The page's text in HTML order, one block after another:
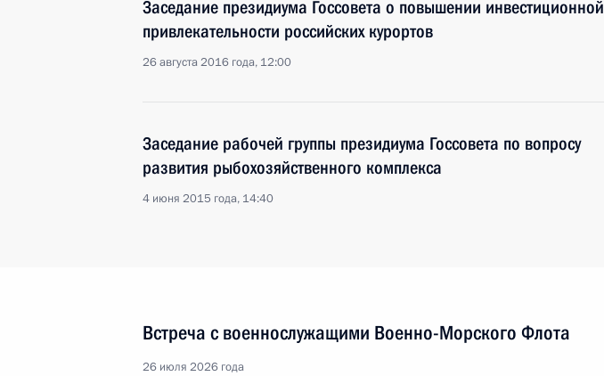
Заседание президиума Госсовета о повышении инвестиционной
привлекательности российских курортов
26 августа 2016 года, 12:00
Заседание рабочей группы президиума Госсовета по вопросу
развития рыбохозяйственного комплекса
4 июня 2015 года, 14:40
Встреча с военнослужащими Военно-Морского Флота
26 июля 2026 года